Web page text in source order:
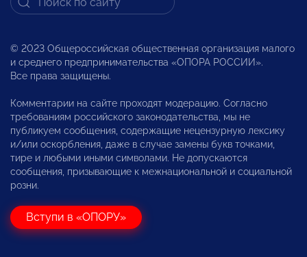
© 2023 Общероссийская общественная организация малого
и среднего предпринимательства «ОПОРА РОССИИ».
Все права защищены.
Комментарии на сайте проходят модерацию. Согласно
требованиям российского законодательства, мы не
публикуем сообщения, содержащие нецензурную лексику
и/или оскорбления, даже в случае замены букв точками,
тире и любыми иными символами. Не допускаются
сообщения, призывающие к межнациональной и социальной
розни.
Вступи в «ОПОРУ»